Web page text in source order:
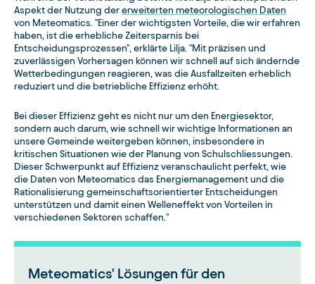
Aspekt der Nutzung der erweiterten meteorologischen Daten
von Meteomatics. "Einer der wichtigsten Vorteile, die wir erfahren
haben, ist die erhebliche Zeitersparnis bei
Entscheidungsprozessen", erklärte Lilja. "Mit präzisen und
zuverlässigen Vorhersagen können wir schnell auf sich ändernde
Wetterbedingungen reagieren, was die Ausfallzeiten erheblich
reduziert und die betriebliche Effizienz erhöht.
Bei dieser Effizienz geht es nicht nur um den Energiesektor,
sondern auch darum, wie schnell wir wichtige Informationen an
unsere Gemeinde weitergeben können, insbesondere in
kritischen Situationen wie der Planung von Schulschliessungen.
Dieser Schwerpunkt auf Effizienz veranschaulicht perfekt, wie
die Daten von Meteomatics das Energiemanagement und die
Rationalisierung gemeinschaftsorientierter Entscheidungen
unterstützen und damit einen Welleneffekt von Vorteilen in
verschiedenen Sektoren schaffen."
Meteomatics' Lösungen für den